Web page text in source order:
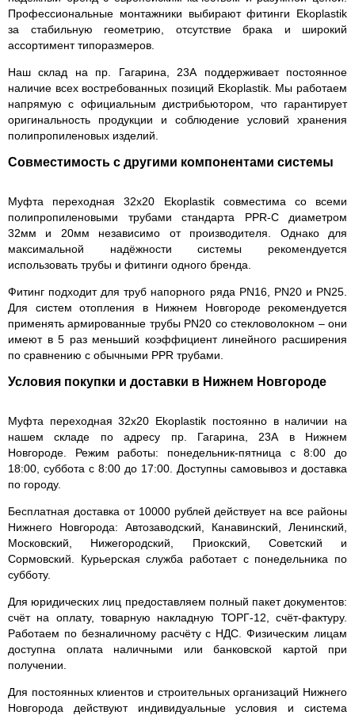
Профессиональные монтажники выбирают фитинги Ekoplastik
за стабильную геометрию, отсутствие брака и широкий
ассортимент типоразмеров.
Наш склад на пр. Гагарина, 23А поддерживает постоянное
наличие всех востребованных позиций Ekoplastik. Мы работаем
напрямую с официальным дистрибьютором, что гарантирует
оригинальность продукции и соблюдение условий хранения
полипропиленовых изделий.
Совместимость с другими компонентами системы
Муфта переходная 32х20 Ekoplastik совместима со всеми
полипропиленовыми трубами стандарта PPR-C диаметром
32мм и 20мм независимо от производителя. Однако для
максимальной надёжности системы рекомендуется
использовать трубы и фитинги одного бренда.
Фитинг подходит для труб напорного ряда PN16, PN20 и PN25.
Для систем отопления в Нижнем Новгороде рекомендуется
применять армированные трубы PN20 со стекловолокном – они
имеют в 5 раз меньший коэффициент линейного расширения
по сравнению с обычными PPR трубами.
Условия покупки и доставки в Нижнем Новгороде
Муфта переходная 32х20 Ekoplastik постоянно в наличии на
нашем складе по адресу пр. Гагарина, 23А в Нижнем
Новгороде. Режим работы: понедельник-пятница с 8:00 до
18:00, суббота с 8:00 до 17:00. Доступны самовывоз и доставка
по городу.
Бесплатная доставка от 10000 рублей действует на все районы
Нижнего Новгорода: Автозаводский, Канавинский, Ленинский,
Московский, Нижегородский, Приокский, Советский и
Сормовский. Курьерская служба работает с понедельника по
субботу.
Для юридических лиц предоставляем полный пакет документов:
счёт на оплату, товарную накладную ТОРГ-12, счёт-фактуру.
Работаем по безналичному расчёту с НДС. Физическим лицам
доступна оплата наличными или банковской картой при
получении.
Для постоянных клиентов и строительных организаций Нижнего
Новгорода действуют индивидуальные условия и система